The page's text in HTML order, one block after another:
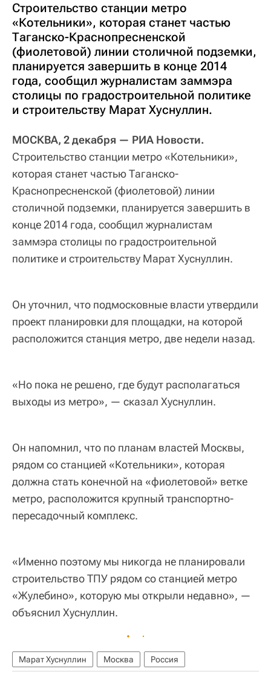
Строительство станции метро
«Котельники», которая станет частью
Таганско-Краснопресненской
(фиолетовой) линии столичной подземки,
планируется завершить в конце 2014
года, сообщил журналистам заммэра
столицы по градостроительной политике
и строительству Марат Хуснуллин.
МОСКВА, 2 декабря — РИА Новости.
Строительство станции метро «Котельники»,
которая станет частью Таганско-
Краснопресненской (фиолетовой) линии
столичной подземки, планируется завершить в
конце 2014 года, сообщил журналистам
заммэра столицы по градостроительной
политике и строительству Марат Хуснуллин.
Он уточнил, что подмосковные власти утвердили
проект планировки для площадки, на которой
расположится станция метро, две недели назад.
«Но пока не решено, где будут располагаться
выходы из метро», — сказал Хуснуллин.
Он напомнил, что по планам властей Москвы,
рядом со станцией «Котельники», которая
должна стать конечной на «фиолетовой» ветке
метро, расположится крупный транспортно-
пересадочный комплекс.
«Именно поэтому мы никогда не планировали
строительство ТПУ рядом со станцией метро
«Жулебино», которую мы открыли недавно», —
объяснил Хуснуллин.
Марат Хуснуллин Москва Россия